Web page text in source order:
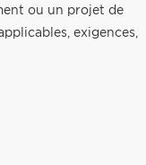
ou un projet de
exigences,